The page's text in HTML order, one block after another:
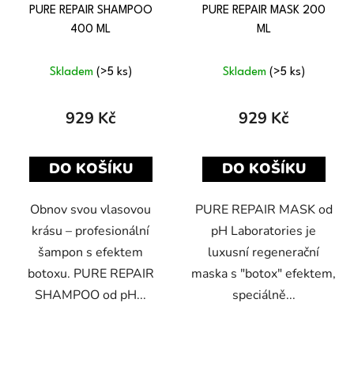
PURE REPAIR SHAMPOO
400 ML
Skladem (>5 ks)
929 Kč
DO KOŠÍKU
Obnov svou vlasovou
krásu – profesionální
šampon s efektem
botoxu. PURE REPAIR
SHAMPOO od pH...
PURE REPAIR MASK 200
ML
Skladem (>5 ks)
929 Kč
DO KOŠÍKU
PURE REPAIR MASK od
pH Laboratories je
luxusní regenerační
maska s "botox" efektem,
speciálně...